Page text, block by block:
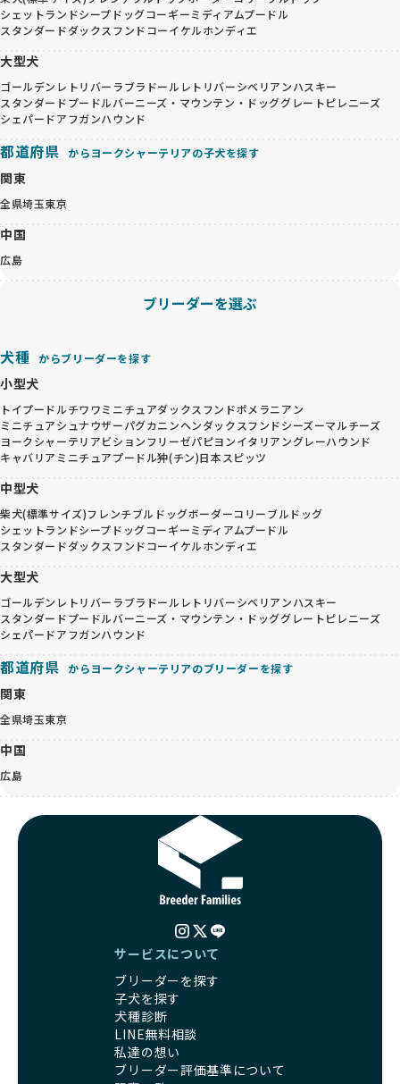
シェットランドシープドッグコーギーミディアムプードル
スタンダードダックスフンドコーイケルホンディエ
大型犬
ゴールデンレトリバー ラブラドールレトリバーシベリアンハスキー
スタンダードプードルバーニーズ・マウンテン・ドッググレートピレニーズ
シェパードアフガンハウンド
都道府県 からヨークシャーテリアの子犬を探す
関東
全県埼玉東京
中国
広島
ブリーダーを選ぶ
犬種 からブリーダーを探す
小型犬
トイプードルチワワミニチュアダックスフンドポメラニアン
ミニチュアシュナウザーパグカニンヘンダックスフンドシーズーマルチーズ
ヨークシャーテリアビションフリーゼパピヨンイタリアングレーハウンド
キャバリア ミニチュアプードル狆(チン)日本スピッツ
中型犬
柴犬(標準サイズ)フレンチブルドッグボーダーコリーブルドッグ
シェットランドシープドッグコーギーミディアムプードル
スタンダードダックスフンドコーイケルホンディエ
大型犬
ゴールデンレトリバー ラブラドールレトリバーシベリアンハスキー
スタンダードプードルバーニーズ・マウンテン・ドッググレートピレニーズ
シェパードアフガンハウンド
都道府県 からヨークシャーテリアのブリーダーを探す
関東
全県埼玉東京
中国
広島
サービスについて
ブリーダーを探す
子犬を探す
犬種診断
LINE無料相談
私達の想い
ブリーダー評価基準について